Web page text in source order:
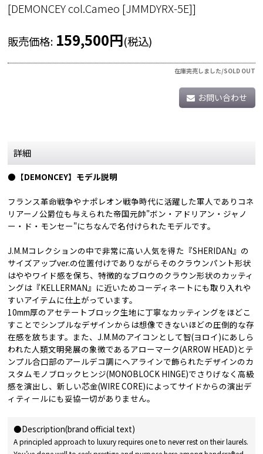
[DEMONCEY col.Cameo [JMMDYRX-5E]]
販売価格: 159,500円(税込)
在庫完売しました/SOLD OUT
お問い合わせ
詳細
●【DEMONCEY】モデル説明
フランス革命戦争やナポレオン戦争時代に活躍した軍人でありコネ
リアーノ公爵位も与えられた帝国元帥"ボン・アドリアン・ジャノ
ー・ド・モンセー"にちなんで名付けられたモデルです。
J.M.Mコレクションの中で非常に高い人気を得た『SHERIDAN』の
サイズアップver.の位置付けでありながらそのクラウンパント形状
はややワイド感を保ち、特徴的なブロウのクラウン形状のカッティ
ングは『KELLERMAN』に近いためコーディネートにも取り入れや
すいアイテムに仕上がっています。
10mm厚のアセテートブロック生地に丁寧なカッティングをほどこ
すことでシンプルなデザインからは想像できないほどの圧倒的な存
在感を放ちます。また、J.M.Mのアイコンとして智(ヨロイ)にあしら
われた人類文明発展の象徴であるアローマーク(ARROW HEAD)とテ
ンプル合口部のアールデコ調にヘアラインで飾られたデザインのカ
スタムモノブロックヒンジ(MONOBLOCK HINGE)でさりげなく高級
感を演出し、新しい芯金(WIRE CORE)によってサイドからの演出デ
ィティールにも妥協一切がありません。
●Description(brand official text)
A principled approach to luxury requires one to never rest on their laurels.